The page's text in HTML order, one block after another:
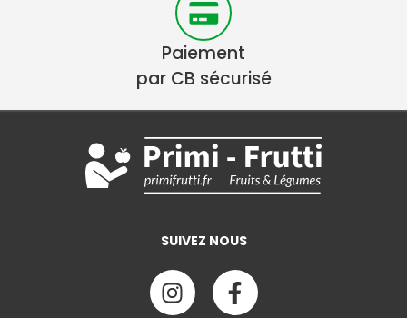
Paiement
par CB sécurisé
SUIVEZ NOUS